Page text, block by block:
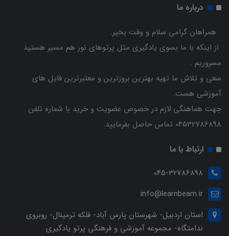
درباره ما
همراهان گرامی سلام و وقت بخیر.
از اینکه با ما بسوی یادگیری مثل پرتوهای نور هم مسیر هستید
مسروریم .
سعی و تلاش ما تهیه بهترین بروزترین و معتبرترین فایل های
آموزشی هست.
جهت هماهنگی لازم در خصوص عضویت و خرید با شماره تلفن
04532786898 تماس حاصل بفرمایید.
ارتباط با ما
045-32786898
info@learnbeam.ir
استان اردبیل- شهرستان پارس آباد- فلکه ترمینال- روبروی
ندامتگاه- مجموعه آموزشی و فرهنگی پرتو یادگیری